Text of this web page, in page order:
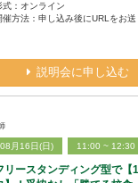
式：オンライン
催方法：申し込み後にURLをお
説明会に申し込む
月16日(日) 11:00 ~ 12:30
リースタンディング型で【